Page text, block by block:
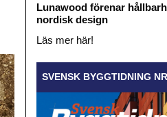
Lunawood förenar
nordisk design
Läs mer här!
SVENSK BYGGTIDNING